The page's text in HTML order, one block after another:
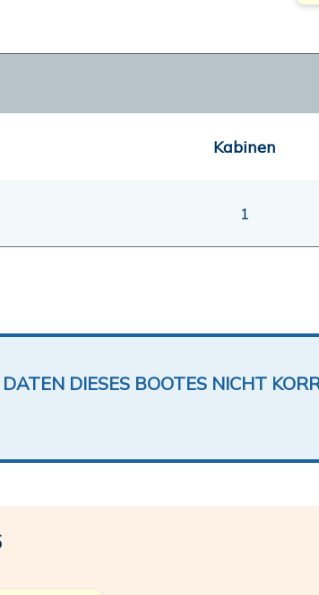
Kabinen
1
DIESES BOOTES NICHT